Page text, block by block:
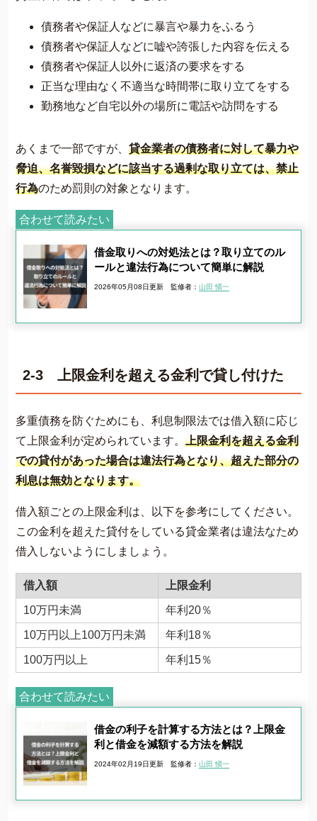
債務者や保証人などに暴言や暴力をふるう
債務者や保証人などに嘘や誇張した内容を伝える
債務者や保証人以外に返済の要求をする
正当な理由なく不適当な時間帯に取り立てをする
勤務地など自宅以外の場所に電話や訪問をする
あくまで一部ですが、 貸金業者の債務者に対して暴力や
脅迫、名誉毀損などに該当する過剰な取り立ては、禁止
行為のため罰則の対象となります。
合わせて読みたい
借金取りへの対処法とは？取り立てのル
ールと違法行為について簡単に解説
2026年05月08日更新 監修者： 山田 愼一
2-3 上限金利を超える金利で貸し付けた
多重債務を防ぐためにも、利息制限法では借入額に応じ
て上限金利が定められています。 上限金利を超える金利
での貸付があった場合は違法行為となり、超えた部分の
利息は無効となります。
借入額ごとの上限金利は、以下を参考にしてください。
この金利を超えた貸付をしている貸金業者は違法なため
借入しないようにしましょう。
借入額 上限金利
10万円未満 年利20％
10万円以上100万円未満 年利18％
100万円以上 年利15％
合わせて読みたい
借金の利子を計算する方法とは？上限金
利と借金を減額する方法を解説
2024年02月19日更新 監修者： 山田 愼一